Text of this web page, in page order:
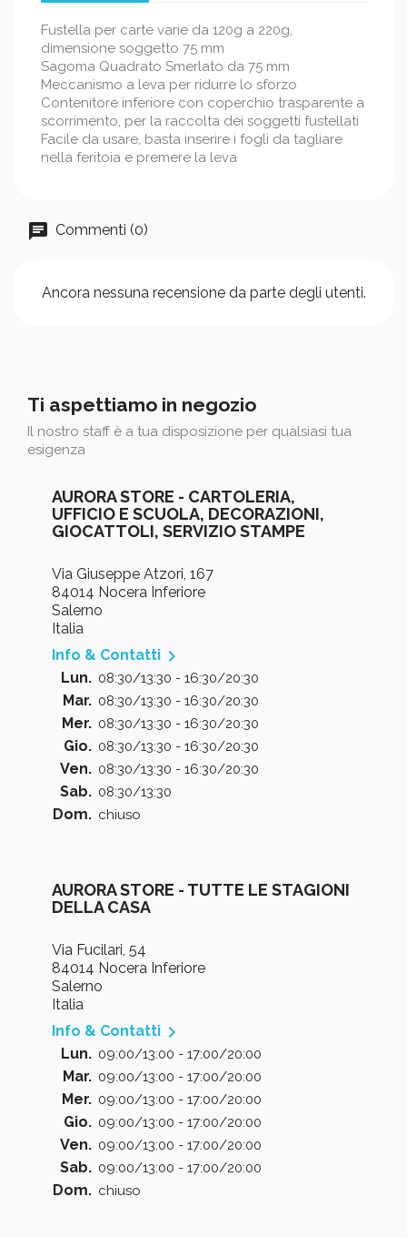
Fustella per carte varie da 120g a 220g,
dimensione soggetto 75 mm
Sagoma Quadrato Smerlato da 75 mm
Meccanismo a leva per ridurre lo sforzo
Contenitore inferiore con coperchio trasparente a
scorrimento, per la raccolta dei soggetti fustellati
Facile da usare, basta inserire i fogli da tagliare
nella feritoia e premere la leva
Commenti (0)
Ancora nessuna recensione da parte degli utenti.
Ti aspettiamo in negozio
Il nostro staff è a tua disposizione per qualsiasi tua
esigenza
AURORA STORE - CARTOLERIA,
UFFICIO E SCUOLA, DECORAZIONI,
GIOCATTOLI, SERVIZIO STAMPE
Via Giuseppe Atzori, 167
84014 Nocera Inferiore
Salerno
Italia
Info & Contatti 
Lun. 08:30/13:30 - 16:30/20:30
Mar. 08:30/13:30 - 16:30/20:30
Mer. 08:30/13:30 - 16:30/20:30
Gio. 08:30/13:30 - 16:30/20:30
Ven. 08:30/13:30 - 16:30/20:30
Sab. 08:30/13:30
Dom. chiuso
AURORA STORE - TUTTE LE STAGIONI
DELLA CASA
Via Fucilari, 54
84014 Nocera Inferiore
Salerno
Italia
Info & Contatti 
Lun. 09:00/13:00 - 17:00/20:00
Mar. 09:00/13:00 - 17:00/20:00
Mer. 09:00/13:00 - 17:00/20:00
Gio. 09:00/13:00 - 17:00/20:00
Ven. 09:00/13:00 - 17:00/20:00
Sab. 09:00/13:00 - 17:00/20:00
Dom. chiuso